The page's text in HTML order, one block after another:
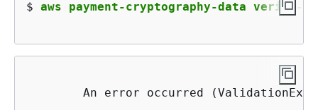
$ aws payment-cryptography-data verify-
An error occurred